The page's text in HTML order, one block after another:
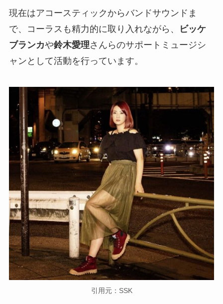
現在はアコースティックからバンドサウンドま
で、コーラスも精力的に取り入れながら、
ビッケ
ブランカや鈴木愛理さんらのサポートミュージシ
ャンとして活動を行っています。
引用元：SSK